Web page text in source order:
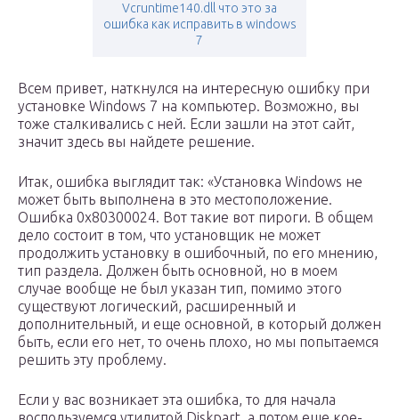
Vcruntime140.dll что это за
ошибка как исправить в windows
7
Всем привет, наткнулся на интересную ошибку при
установке Windows 7 на компьютер. Возможно, вы
тоже сталкивались с ней. Если зашли на этот сайт,
значит здесь вы найдете решение.
Итак, ошибка выглядит так: «Установка Windows не
может быть выполнена в это местоположение.
Ошибка 0x80300024. Вот такие вот пироги. В общем
дело состоит в том, что установщик не может
продолжить установку в ошибочный, по его мнению,
тип раздела. Должен быть основной, но в моем
случае вообще не был указан тип, помимо этого
существуют логический, расширенный и
дополнительный, и еще основной, в который должен
быть, если его нет, то очень плохо, но мы попытаемся
решить эту проблему.
Если у вас возникает эта ошибка, то для начала